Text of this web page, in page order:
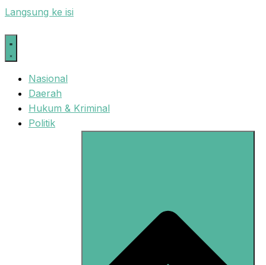
Langsung ke isi
Nasional
Daerah
Hukum & Kriminal
Politik